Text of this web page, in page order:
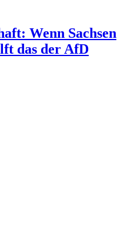
Wenn Sachsen
das der AfD